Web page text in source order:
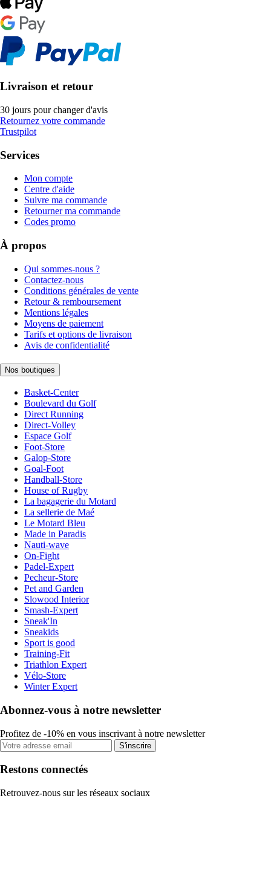
Livraison et retour
30 jours pour changer d'avis
Retournez votre commande
Trustpilot
Services
Mon compte
Centre d'aide
Suivre ma commande
Retourner ma commande
Codes promo
À propos
Qui sommes-nous ?
Contactez-nous
Conditions générales de vente
Retour & remboursement
Mentions légales
Moyens de paiement
Tarifs et options de livraison
Avis de confidentialité
Nos boutiques
Basket-Center
Boulevard du Golf
Direct Running
Direct-Volley
Espace Golf
Foot-Store
Galop-Store
Goal-Foot
Handball-Store
House of Rugby
La bagagerie du Motard
La sellerie de Maé
Le Motard Bleu
Made in Paradis
Nauti-wave
On-Fight
Padel-Expert
Pecheur-Store
Pet and Garden
Slowood Interior
Smash-Expert
Sneak'In
Sneakids
Sport is good
Training-Fit
Triathlon Expert
Vélo-Store
Winter Expert
Abonnez-vous à notre newsletter
Profitez de -10% en vous inscrivant à notre newsletter
S'inscrire
Restons connectés
Retrouvez-nous sur les réseaux sociaux